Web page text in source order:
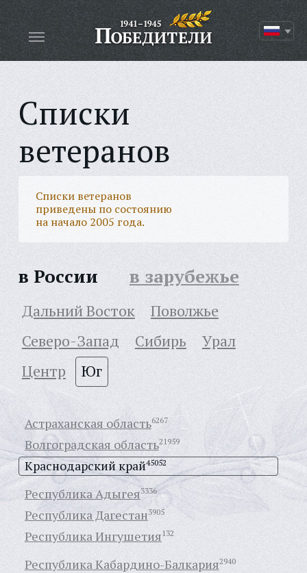
Списки
ветеранов
Списки ветеранов
приведены по состоянию
на начало 2005 года.
в России в зарубежье
Дальний Восток
Поволжье
Северо-Запад
Сибирь
Урал
Центр
Юг
Астраханская область6267
Волгоградская область21959
Краснодарский край45052
Республика Адыгея3336
Республика Дагестан3905
Республика Ингушетия132
Республика Кабардино-Балкария2940